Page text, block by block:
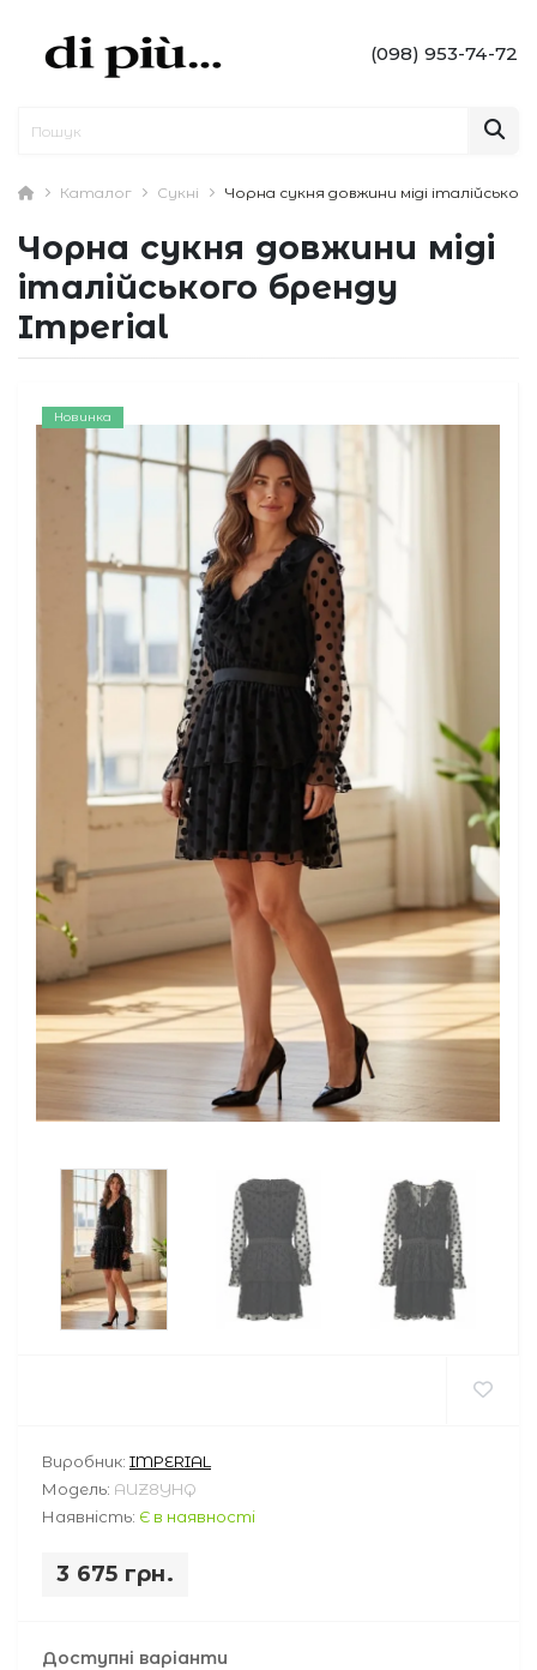
(098) 953-74-72
Каталог Сукні Чорна сукня довжини міді
Чорна сукня довжини міді
італійського бренду
Imperial
Новинка
Виробник: IMPERIAL
Модель: AUZ8YHQ
Наявність: Є в наявності
3 675 грн.
Доступні варіанти